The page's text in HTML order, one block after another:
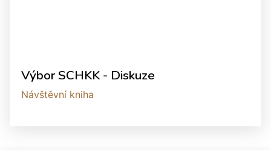
Výbor SCHKK - Diskuze
Návštěvní kniha